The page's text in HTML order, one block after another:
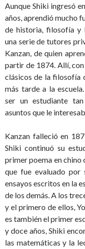
Aunque Shiki ingresó
años, aprendió mucho
de historia, filosofía y
una serie de tutores
Kanzan, de quien
partir de 1874. Allí,
clásicos de la filosofía
más tarde a la
ser un estudiante
asuntos que le
Kanzan falleció en
Shiki continuó su
primer poema en chino
que fue evaluado por
ensayos escritos en la
de los demás. A los
y el primero de ellos,
es también el primer
y doce años, Shiki
las matemáticas y la